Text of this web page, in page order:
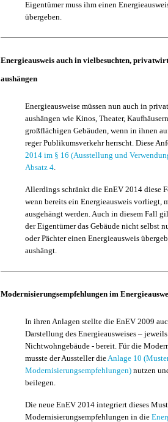
Eigentümer muss ihm einen
übergeben.
Energieausweis auch in vielbesuchten,
aushängen
Energieausweise müssen nun auch in
aushängen wie Kinos, Theater,
großflächigen Gebäuden, wenn in ihnen
reger Publikumsverkehr herrscht. Diese
2014 im § 16 (Ausstellung und
Absatz 4.
Allerdings schränkt die EnEV 2014 diese
wenn bereits ein Energieausweis vorliegt,
ausgehängt werden. Auch in diesem Fall
der Eigentümer das Gebäude nicht selbst
oder Pächter einen Energieausweis
aushängt.
Modernisierungsempfehlungen im
In ihren Anlagen stellte die EnEV 2009
Darstellung des Energieausweises –
Nichtwohngebäude - bereit. Für die
musste der Aussteller die Anlage 10
Modernisierungsempfehlungen) nutzen
beilegen.
Die neue EnEV 2014 integriert dieses
Modernisierungsempfehlungen in die